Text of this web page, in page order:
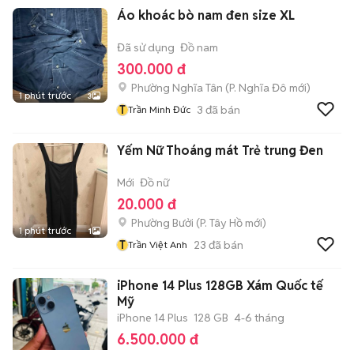
1 phút trước 3
Áo khoác bò nam đen size XL
Đã sử dụng Đồ nam
300.000 đ
Phường Nghĩa Tân (P. Nghĩa Đô mới)
T Trần Minh Đức 3 đã bán
1 phút trước 1
Yếm Nữ Thoáng mát Trẻ trung Đen
Mới Đồ nữ
20.000 đ
Phường Bưởi (P. Tây Hồ mới)
T Trần Việt Anh 23 đã bán
iPhone 14 Plus 128GB Xám Quốc tế
Mỹ
iPhone 14 Plus 128 GB 4-6 tháng
6.500.000 đ